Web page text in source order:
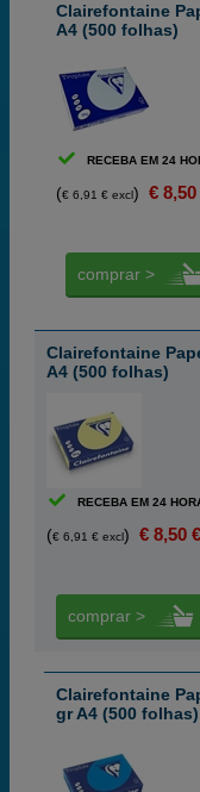
Clairefontaine
A4 (500 folhas)
RECEBA EM 24
(€ 6,91 € excl) € 8,50
comprar >
Clairefontaine
A4 (500 folhas)
RECEBA EM 24
(€ 6,91 € excl) € 8,50 €
comprar >
Clairefontaine
gr A4 (500 folhas)